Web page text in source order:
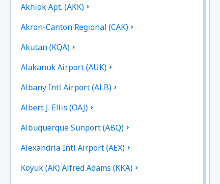
Akhiok Apt. (AKK)
Akron-Canton Regional (CAK)
Akutan (KQA)
Alakanuk Airport (AUK)
Albany Intl Airport (ALB)
Albert J. Ellis (OAJ)
Albuquerque Sunport (ABQ)
Alexandria Intl Airport (AEX)
Koyuk (AK) Alfred Adams (KKA)